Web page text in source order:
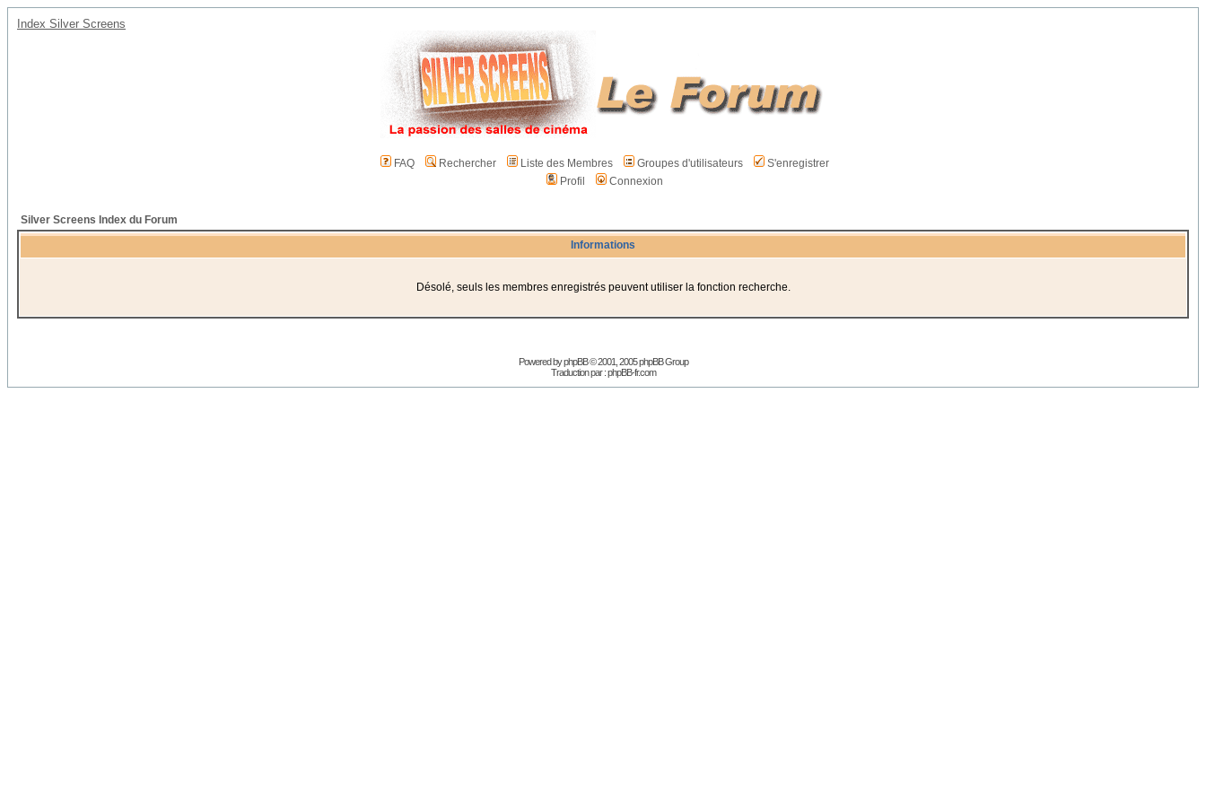
Index Silver Screens
FAQ Rechercher Liste des Membres Groupes d'utilisateurs
S'enregistrer
Profil
Connexion
Silver Screens Index du Forum
Informations
Désolé, seuls les membres enregistrés peuvent utiliser la fonction recherche.
Powered byphpBB© 2001, 2005 phpBB Group
Traduction par :phpBB-fr.com